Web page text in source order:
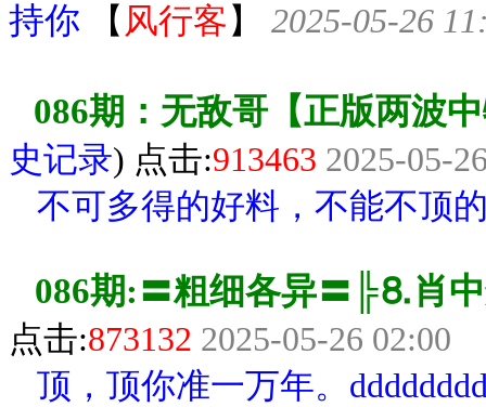
持你
【 风行客 】 2025-05-26
086期：无敌哥【正版两波
史记录) 点击:913463 2025-05-
不可多得的好料，不能不顶
086期:〓粗细各异〓╠⒏肖
点击:873132 2025-05-26 02:00
顶，顶你准一万年。